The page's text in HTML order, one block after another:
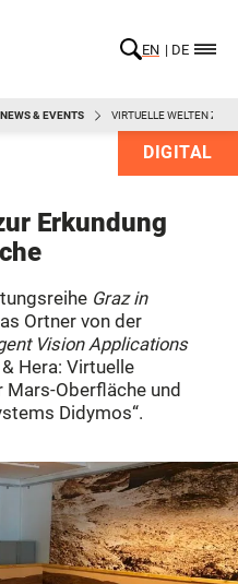
EN DE
NEWS & EVENTS VIRTUELLE WELTEN ZUR
DIGITAL
Erkundung
Graz in
Ortner von der
Vision Applications
Hera: Virtuelle
Mars-Oberfläche und
Didymos“.